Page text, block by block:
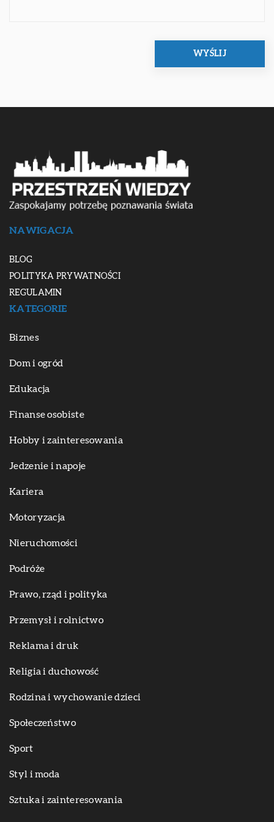
NAWIGACJA
BLOG
POLITYKA PRYWATNOŚCI
REGULAMIN
KATEGORIE
Biznes
Dom i ogród
Edukacja
Finanse osobiste
Hobby i zainteresowania
Jedzenie i napoje
Kariera
Motoryzacja
Nieruchomości
Podróże
Prawo, rząd i polityka
Przemysł i rolnictwo
Reklama i druk
Religia i duchowość
Rodzina i wychowanie dzieci
Społeczeństwo
Sport
Styl i moda
Sztuka i zainteresowania